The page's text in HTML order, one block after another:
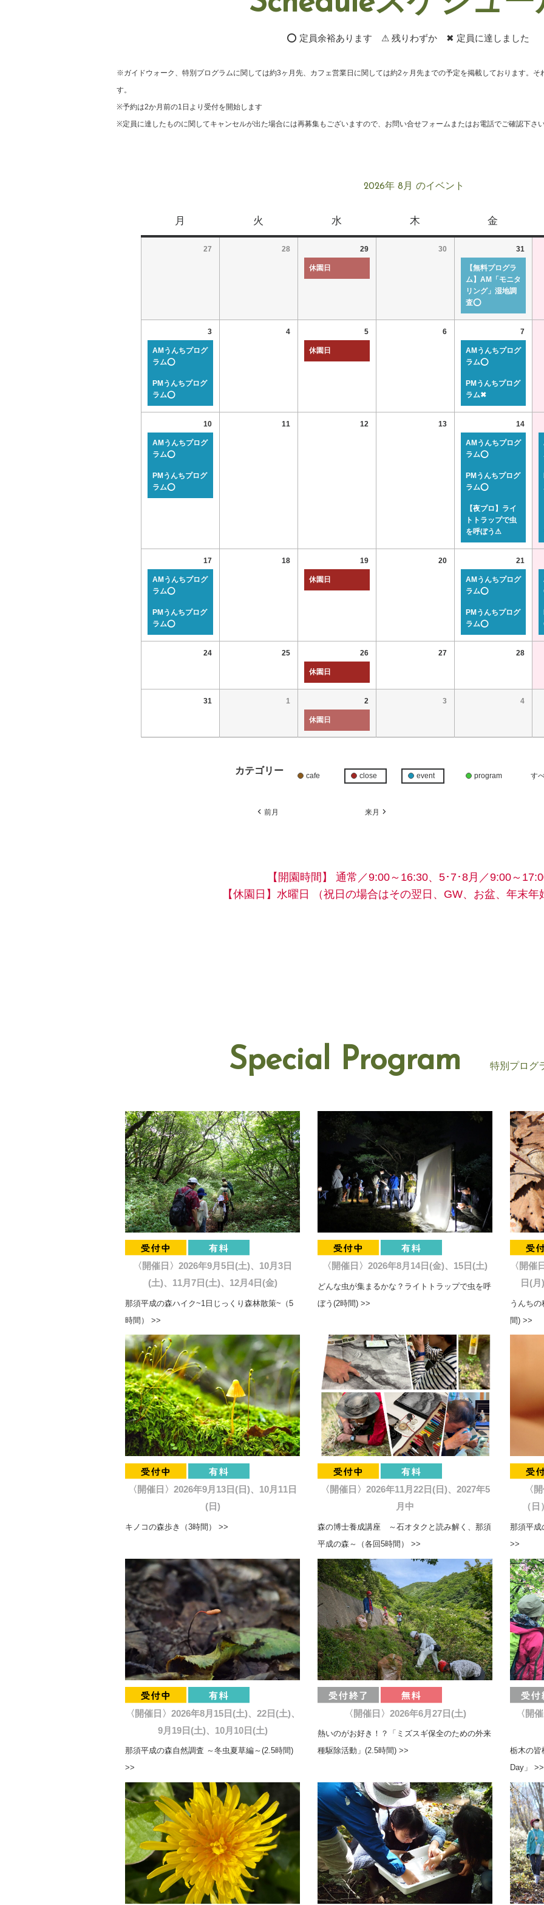
⭕ 定員余裕あります ⚠ 残りわずか ✖ 定員に達しました
※ガイドウォーク、特別プログラムに関しては約3ヶ月先、カフェ営業日に関しては約2ヶ月先までの予定を掲載しております。そ
す。
※予約は2か月前の1日より受付を開始します
※定員に達したものに関してキャンセルが出た場合には再募集もございますので、お問い合せフォームまたはお電話でご確認下さい
2026年 8月 のイベント
月 火 水 木 金
27 28 29
休園日
30 31
【無料プログラ
ム】AM「モニタ
リング」湿地調
査⭕
3
AMうんちプログ
ラム⭕
PMうんちプログ
ラム⭕
4 5
休園日
6 7
AMうんちプログ
ラム⭕
PMうんちプログ
ラム✖
10
AMうんちプログ
ラム⭕
PMうんちプログ
ラム⭕
11 12 13 14
AMうんちプログ
ラム⭕
PMうんちプログ
ラム⭕
【夜プロ】ライ
トトラップで虫
を呼ぼう⚠
17
AMうんちプログ
ラム⭕
PMうんちプログ
ラム⭕
18 19
休園日
20 21
AMうんちプログ
ラム⭕
PMうんちプログ
ラム⭕
24 25 26
休園日
27 28
31 1 2
休園日
3 4
カテゴリー cafe close event program す
前月 来月
【開園時間】
通常／9:00～16:30、5･7･8月／9:00～
【休園日】水曜日
（祝日の場合はその翌日、GW、お盆、年末年
Special Program 特別プログ
〈開催日〉2026年9月5日(土)、10月3日
(土)、11月7日(土)、12月4日(金)
那須平成の森ハイク~1日じっくり森林散策~（5
時間） >>
〈開催日〉2026年8月14日(金)、15日(土)
どんな虫が集まるかな？ライトトラップで虫を呼
ぼう(2時間) >>
〈開催
日(
うんち
間) >>
〈開催日〉2026年9月13日(日)、10月11日
(日)
キノコの森歩き（3時間） >>
〈開催日〉2026年11月22日(日)、2027年5
月中
森の博士養成講座 ～石オタクと読み解く、那須
平成の森～（各回5時間） >>
〈
（
那須平成
>>
〈開催日〉2026年8月15日(土)、22日(土)、
9月19日(土)、10月10日(土)
那須平成の森自然調査 ～冬虫夏草編～(2.5時間)
>>
〈開催日〉2026年6月27日(土)
熱いのがお好き！？「ミズスギ保全のための外来
種駆除活動」(2.5時間) >>
〈開
栃木の皆
Day」 >>